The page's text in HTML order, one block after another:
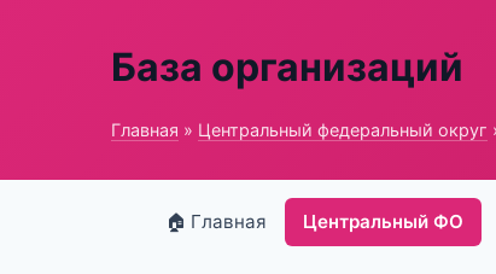
База организаций
Главная » Центральный федеральный округ
🏠 Главная Центральный ФО